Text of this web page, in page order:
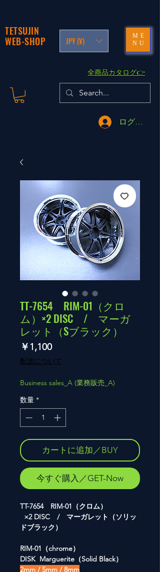
TETSUJIN
WEB-SHOP
JPY (¥)
ME
NU
​全商品カタログ👉
ログイン
TT-7654 RIM-01（クロ
ム）×2 DISC / マーガ
レット（Sブラック）
￥1,100価
格
配送について
Business sales_A (業務販売_A)
数量 *
カートに追加／BUY
今すぐ購入／GET-Now
TT-7654 RIM-01（クロム）
×2 DISC / マーガレット（ソリッ
ドブラック）
RIM-01（chrome）
DISK Marguerite（Solid Black）
2mm / 5mm / 8mm